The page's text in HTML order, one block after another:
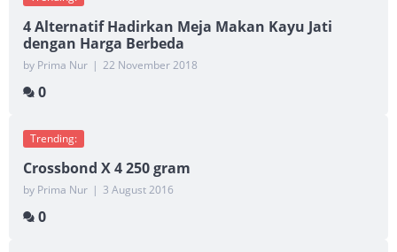
4 Alternatif Hadirkan Meja Makan Kayu Jati
dengan Harga Berbeda
by Prima Nur | 22 November 2018
0
Trending:
Crossbond X 4 250 gram
by Prima Nur | 3 August 2016
0